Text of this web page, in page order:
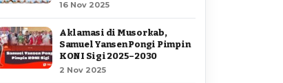
16 Nov 2025
Aklamasi di Musorkab,
Samuel Yansen Pongi Pimpin
KONI Sigi 2025–2030
2 Nov 2025